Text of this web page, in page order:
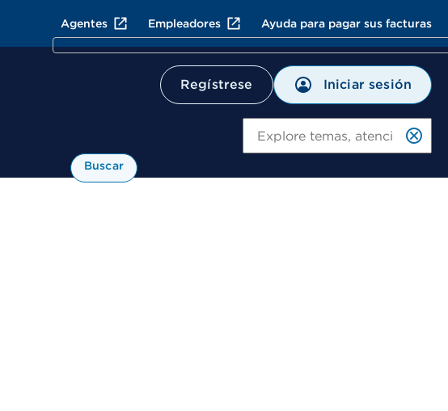
Agentes Empleadores Ayuda para pagar sus facturas
Regístrese Iniciar sesión
Buscar